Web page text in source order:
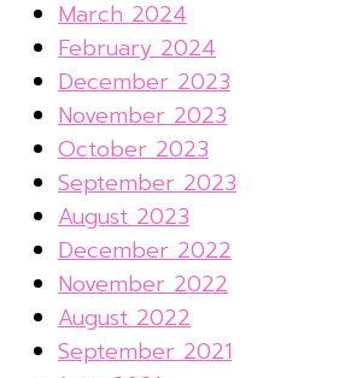
March 2024
February 2024
December 2023
November 2023
October 2023
September 2023
August 2023
December 2022
November 2022
August 2022
September 2021